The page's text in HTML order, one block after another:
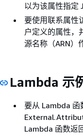
以为该属性指定
要使用联系属性
户定义的属性，
源名称（ARN）
Lambda 示
要从 Lambda 函
Lambda 函数返